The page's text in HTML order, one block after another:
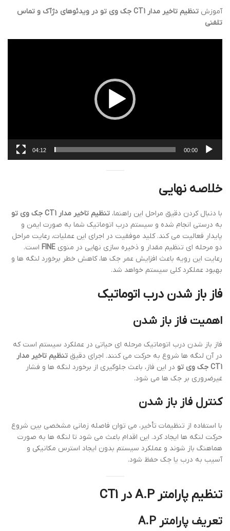
آموزش
تنظیم تاخیر مدار CT1 جک وی تو در ویدئوهای دژآک و تماس
تلفنی
00:00
04:12
خلاصه نهایی
با دنبال کردن دقیق مراحل این راهنما، تنظیم تاخیر مدار CT1 جک وی تو
به درستی انجام شده و سیستم درب اتوماتیک شما به صورت ایمن و
پایدار فعالیت می کند. کلید موفقیت در اجرای این عملیات، رعایت مراحل
دو مرحله ای تنظیم مقدار و ذخیره سازی نهایی در منوی FINE است.
رعایت این رویه باعث افزایش عمر جک ها، کاهش خطر برخورد لنگه ها و
بهبود عملکرد کلی سیستم خواهد شد.
فاز باز شدن درب اتوماتیک
اهمیت فاز باز شدن
فاز باز شدن درب اتوماتیک مرحله ای حیاتی در عملکرد سیستم است که
در آن لنگه ها شروع به حرکت می کنند. اجرای دقیق تنظیم تاخیر مدار
CT1 جک وی تو
در این فاز، باعث جلوگیری از برخورد لنگه ها و فشار
غیرضروری بر جک ها می شود.
کنترل فاز باز شدن
با استفاده از تنظیمات تأخیر، می توان فاصله زمانی مشخصی بین شروع
حرکت لنگه ها ایجاد کرد. این اقدام باعث می شود تا لنگه ها به صورت
هماهنگ باز شوند و عملکرد سیستم بدون ایجاد استرس مکانیکی و
آسیب به درب یا جک حفظ شود.
تنظیم پارامتر A.P در CT1
تعریف پارامتر A.P